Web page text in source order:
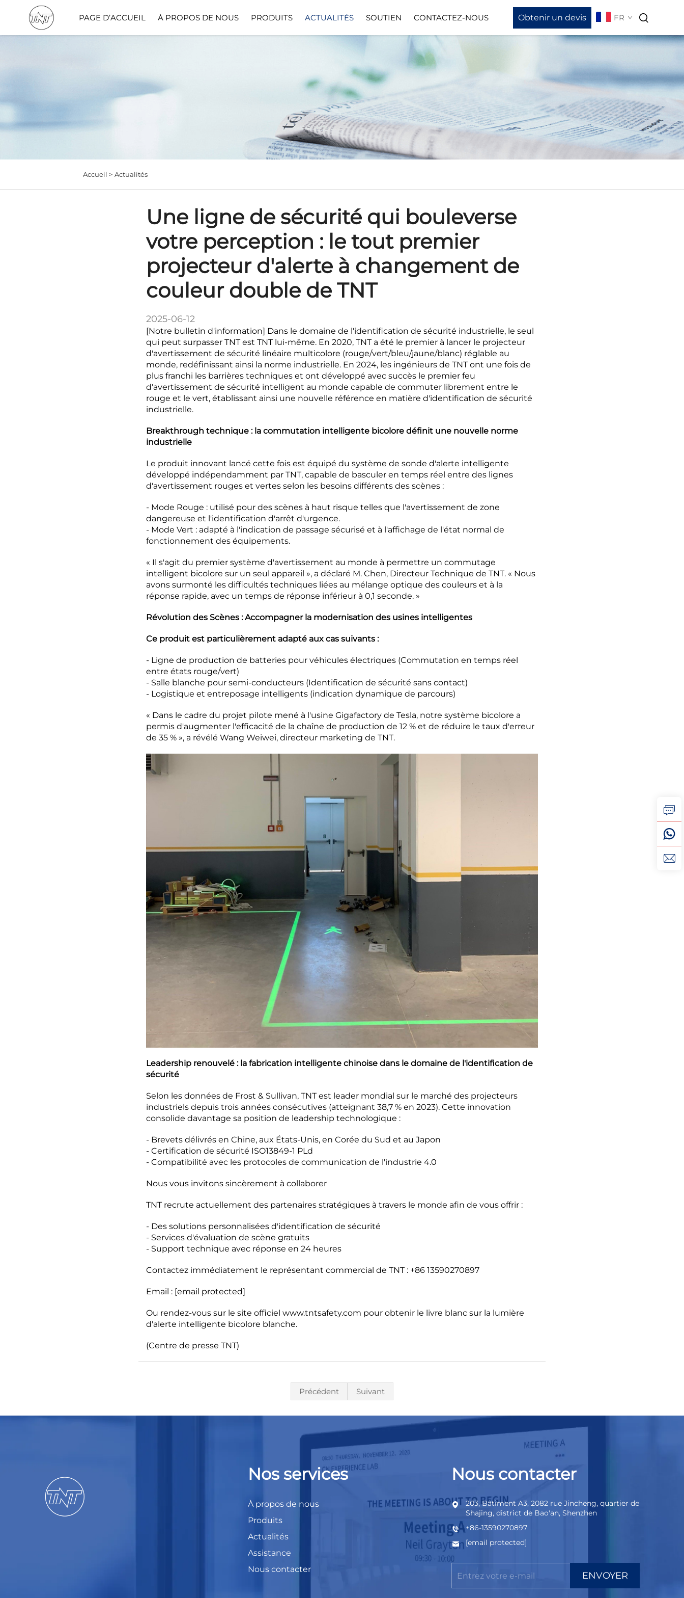
PAGE D’ACCUEIL À PROPOS DE NOUS PRODUITS ACTUALITÉS SOUTIEN
Téléchargement Des Vidéos
CONTACTEZ-NOUS Obtenir un devis FR
Accueil > Actualités
Une ligne de sécurité qui bouleverse
votre perception : le tout premier
projecteur d'alerte à changement de
couleur double de TNT
2025-06-12
[Notre bulletin d'information] Dans le domaine de l'identification de sécurité industrielle, le seul
qui peut surpasser TNT est TNT lui-même. En 2020, TNT a été le premier à lancer le projecteur
d'avertissement de sécurité linéaire multicolore (rouge/vert/bleu/jaune/blanc) réglable au
monde, redéfinissant ainsi la norme industrielle. En 2024, les ingénieurs de TNT ont une fois de
plus franchi les barrières techniques et ont développé avec succès le premier feu
d'avertissement de sécurité intelligent au monde capable de commuter librement entre le
rouge et le vert, établissant ainsi une nouvelle référence en matière d'identification de sécurité
industrielle.
Breakthrough technique : la commutation intelligente bicolore définit une nouvelle norme
industrielle
Le produit innovant lancé cette fois est équipé du système de sonde d'alerte intelligente
développé indépendamment par TNT, capable de basculer en temps réel entre des lignes
d'avertissement rouges et vertes selon les besoins différents des scènes :
- Mode Rouge : utilisé pour des scènes à haut risque telles que l'avertissement de zone
dangereuse et l'identification d'arrêt d'urgence.
- Mode Vert : adapté à l'indication de passage sécurisé et à l'affichage de l'état normal de
fonctionnement des équipements.
« Il s'agit du premier système d'avertissement au monde à permettre un commutage
intelligent bicolore sur un seul appareil », a déclaré M. Chen, Directeur Technique de TNT. « Nous
avons surmonté les difficultés techniques liées au mélange optique des couleurs et à la
réponse rapide, avec un temps de réponse inférieur à 0,1 seconde. »
Révolution des Scènes : Accompagner la modernisation des usines intelligentes
Ce produit est particulièrement adapté aux cas suivants :
- Ligne de production de batteries pour véhicules électriques (Commutation en temps réel
entre états rouge/vert)
- Salle blanche pour semi-conducteurs (Identification de sécurité sans contact)
- Logistique et entreposage intelligents (indication dynamique de parcours)
« Dans le cadre du projet pilote mené à l'usine Gigafactory de Tesla, notre système bicolore a
permis d'augmenter l'efficacité de la chaîne de production de 12 % et de réduire le taux d'erreur
de 35 % », a révélé Wang Weiwei, directeur marketing de TNT.
Leadership renouvelé : la fabrication intelligente chinoise dans le domaine de l'identification de
sécurité
Selon les données de Frost & Sullivan, TNT est leader mondial sur le marché des projecteurs
industriels depuis trois années consécutives (atteignant 38,7 % en 2023). Cette innovation
consolide davantage sa position de leadership technologique :
- Brevets délivrés en Chine, aux États-Unis, en Corée du Sud et au Japon
- Certification de sécurité ISO13849-1 PLd
- Compatibilité avec les protocoles de communication de l'industrie 4.0
Nous vous invitons sincèrement à collaborer
TNT recrute actuellement des partenaires stratégiques à travers le monde afin de vous offrir :
- Des solutions personnalisées d'identification de sécurité
- Services d'évaluation de scène gratuits
- Support technique avec réponse en 24 heures
Contactez immédiatement le représentant commercial de TNT : +86 13590270897
Email : [email protected]
Ou rendez-vous sur le site officiel www.tntsafety.com pour obtenir le livre blanc sur la lumière
d'alerte intelligente bicolore blanche.
(Centre de presse TNT)
Précédent Suivant
Nos services
À propos de nous
Produits
Actualités
Assistance
Nous contacter
Nous contacter
203, Bâtiment A3, 2082 rue Jincheng, quartier de
Shajing, district de Bao'an, Shenzhen
+86-13590270897
[email protected]
ENVOYER